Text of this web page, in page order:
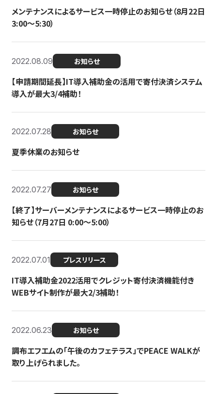
メンテナンスによるサービス一時停止のお知らせ（8月22日
3:00〜5:30）
2022.08.09 お知らせ
【申請期間延長】IT導入補助金の活用で寄付決済システム
導入が最大3/4補助！
2022.07.28 お知らせ
夏季休業のお知らせ
2022.07.27 お知らせ
【終了】サーバーメンテナンスによるサービス一時停止のお
知らせ（7月27日 0:00〜5:00）
2022.07.01 プレスリリース
IT導入補助金2022活用でクレジット寄付決済機能付き
WEBサイト制作が最大2/3補助！
2022.06.23 お知らせ
調布エフエムの「午後のカフェテラス」でPEACE WALKが
取り上げられました。